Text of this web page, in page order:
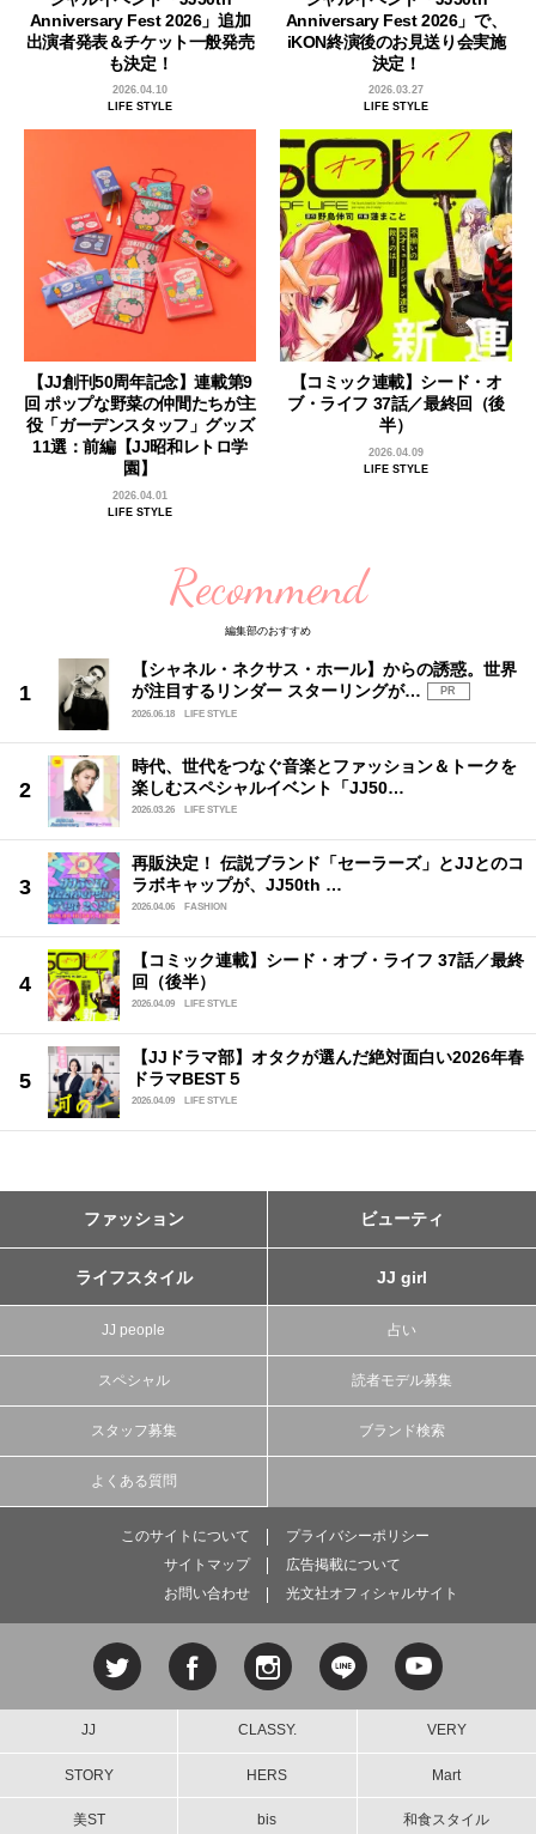
Anniversary Fest 2026」追加
出演者発表＆チケット一般発売
も決定！
2026.04.10
LIFE STYLE
Anniversary Fest 2026」で、
iKON終演後のお見送り会実施
決定！
2026.03.27
LIFE STYLE
【JJ創刊50周年記念】連載第9
回 ポップな野菜の仲間たちが主
役「ガーデンスタッフ」グッズ
11選：前編【JJ昭和レトロ学
園】
2026.04.01
LIFE STYLE
【コミック連載】シード・オ
ブ・ライフ 37話／最終回（後
半）
2026.04.09
LIFE STYLE
Recommend
編集部のおすすめ
【シャネル・ネクサス・ホール】からの誘惑。世界
が注目するリンダー スターリングが…
PR
2026.06.18
LIFE STYLE
時代、世代をつなぐ音楽とファッション＆トークを
楽しむスペシャルイベント「JJ50…
2026.03.26 LIFE STYLE
再販決定！ 伝説ブランド「セーラーズ」とJJとのコ
ラボキャップが、JJ50th …
2026.04.06 FASHION
【コミック連載】シード・オブ・ライフ 37話／最終
回（後半）
2026.04.09 LIFE STYLE
【JJドラマ部】オタクが選んだ絶対面白い2026年春
ドラマBEST５
2026.04.09 LIFE STYLE
ファッション ビューティ
ライフスタイル JJ girl
JJ people 占い
スペシャル 読者モデル募集
スタッフ募集 ブランド検索
よくある質問
このサイトについて
プライバシーポリシー
サイトマップ
広告掲載について
お問い合わせ
光文社オフィシャルサイト
JJ CLASSY. VERY
STORY HERS Mart
美ST bis 和食スタイル